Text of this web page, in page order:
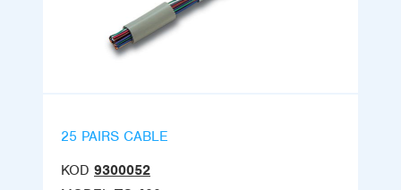
25 PAIRS CABLE
KOD 9300052